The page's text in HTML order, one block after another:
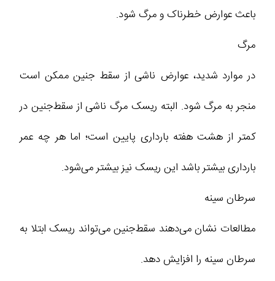
باعث عوارض خطرناک و مرگ شود.
مرگ
در موارد شدید، عوارض ناشی از سقط‌ جنین ممکن است
منجر به مرگ شود. البته ریسک مرگ ناشی از سقط‌جنین در
کمتر از هشت هفته بارداری پایین است؛ اما هر چه عمر
بارداری بیشتر باشد این ریسک نیز بیشتر می‌شود.
سرطان سینه
مطالعات نشان می‌دهند سقط‌جنین می‌تواند ریسک ابتلا به
سرطان سینه را افزایش دهد.